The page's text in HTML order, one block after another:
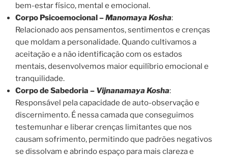
bem-estar físico, mental e emocional.
Corpo Psicoemocional –Manomaya Kosha:
Relacionado aos pensamentos, sentimentos e crenças
que moldam a personalidade. Quando cultivamos a
aceitação e a não identificação com os estados
mentais, desenvolvemos maior equilíbrio emocional e
tranquilidade.
Corpo de Sabedoria – Vijnanamaya Kosha:
Responsável pela capacidade de auto-observação e
discernimento. É nessa camada que conseguimos
testemunhar e liberar crenças limitantes que nos
causam sofrimento, permitindo que padrões negativos
se dissolvam e abrindo espaço para mais clareza e